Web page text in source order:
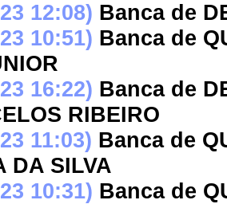
12:08) Banca de
10:51) Banca de
16:22) Banca de
RIBEIRO
11:03) Banca de
DA SILVA
10:31) Banca de